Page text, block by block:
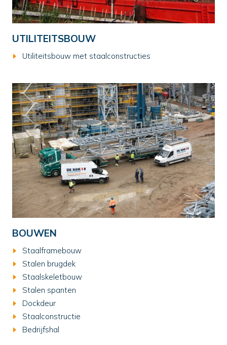
UTILITEITSBOUW
Utiliteitsbouw met staalconstructies
BOUWEN
Staalframebouw
Stalen brugdek
Staalskeletbouw
Stalen spanten
Dockdeur
Staalconstructie
Bedrijfshal